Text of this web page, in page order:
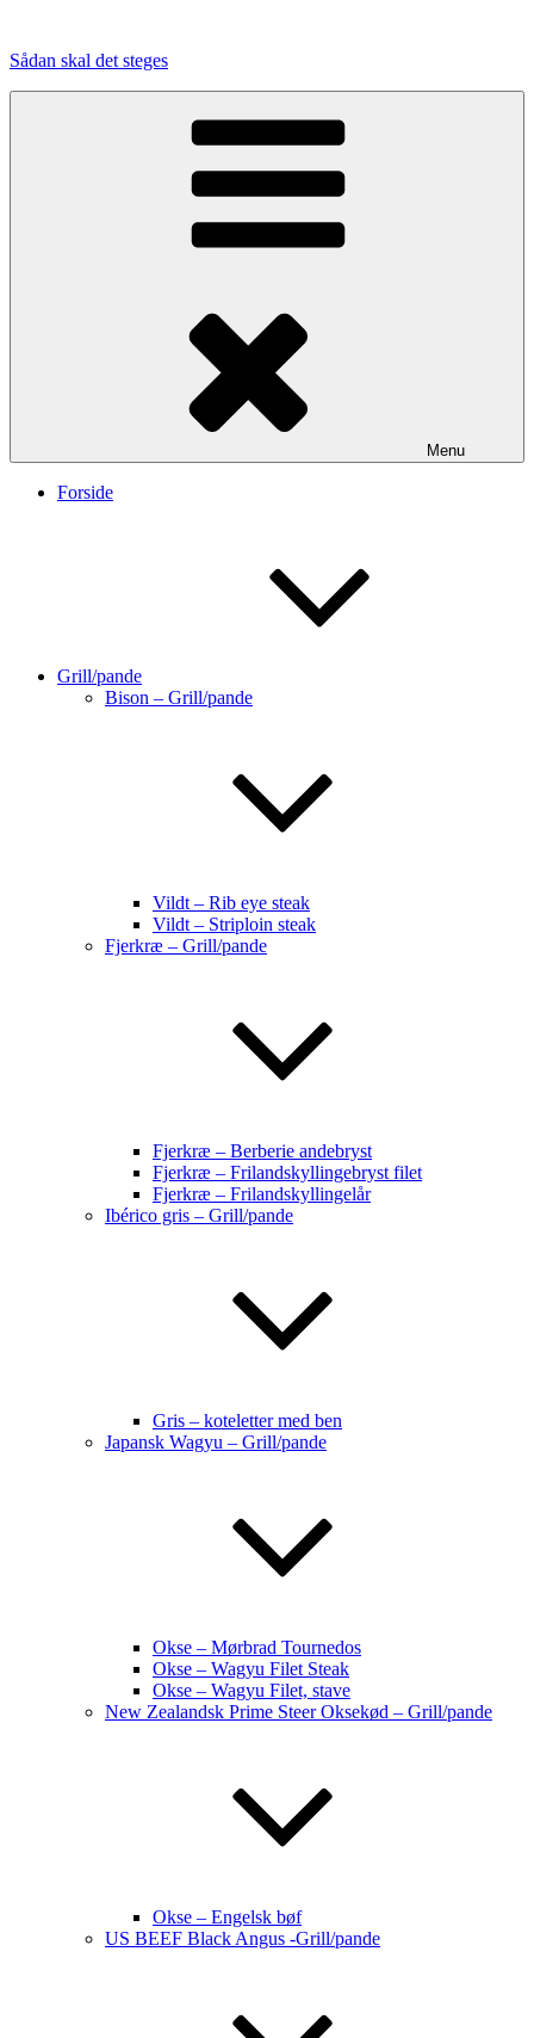
indhold
Sådan skal det steges
Menu
Forside
Grill/pande
Bison – Grill/pande
Vildt – Rib eye steak
Vildt – Striploin steak
Fjerkræ – Grill/pande
Fjerkræ – Berberie andebryst
Fjerkræ – Frilandskyllingebryst filet
Fjerkræ – Frilandskyllingelår
Ibérico gris – Grill/pande
Gris – koteletter med ben
Japansk Wagyu – Grill/pande
Okse – Mørbrad Tournedos
Okse – Wagyu Filet Steak
Okse – Wagyu Filet, stave
New Zealandsk Prime Steer Oksekød – Grill/pande
Okse – Engelsk bøf
US BEEF Black Angus -Grill/pande